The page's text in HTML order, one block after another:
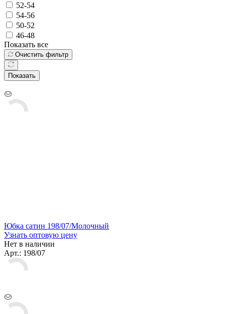
52-54
54-56
50-52
46-48
Показать все
Очистить фильтр
Показать
Юбка сатин 198/07/Молочный
Узнать оптовую цену
Нет в наличии
Арт.: 198/07